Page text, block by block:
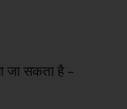
सकता है –